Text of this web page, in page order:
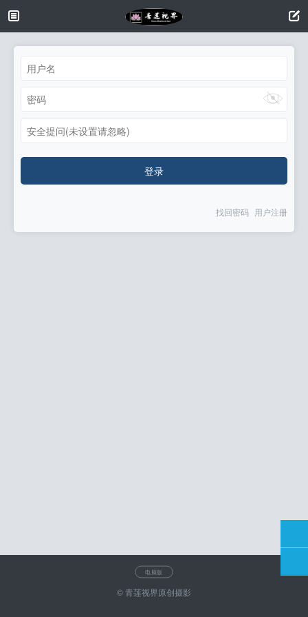
安全提问(未设置请忽略)
登录
找回密码 用户注册
电脑版
© 青莲视界原创摄影